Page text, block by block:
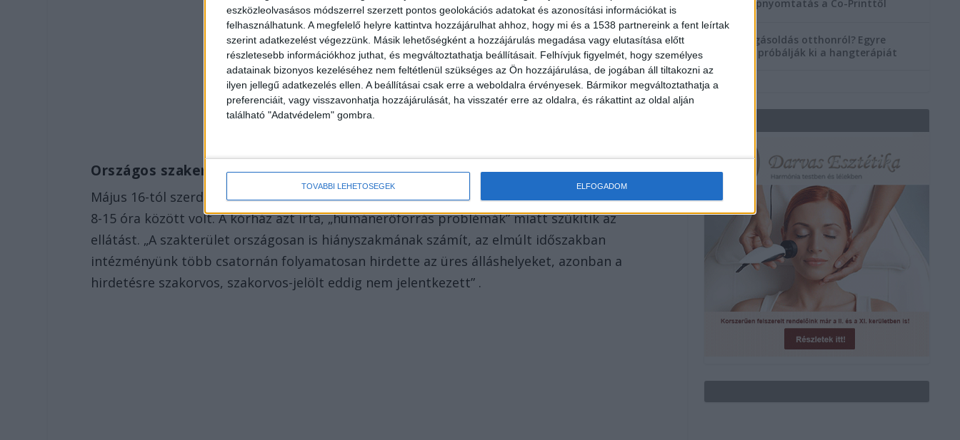
eszközleolvasásos módszerrel szerzett pontos geolokációs adatokat és azonosítási információkat is
felhasználhatunk. A megfelelő helyre kattintva hozzájárulhat ahhoz, hogy mi és a 1538 partnereink a fent leírtak
szerint adatkezelést végezzünk. Másik lehetőségként a hozzájárulás megadása vagy elutasítása előtt
részletesebb információkhoz juthat, és megváltoztathatja beállításait. Felhívjuk figyelmét, hogy személyes
adatainak bizonyos kezeléséhez nem feltétlenül szükséges az Ön hozzájárulása, de jogában áll tiltakozni az
ilyen jellegű adatkezelés ellen. A beállításai csak erre a weboldalra érvényesek. Bármikor megváltoztathatja a
preferenciáit, vagy visszavonhatja hozzájárulását, ha visszatér erre az oldalra, és rákattint az oldal alján
található "Adatvédelem" gombra.
TOVÁBBI LEHETŐSÉGEK ELFOGADOM
Országos szakemberhiány
Május 16-tól szerdán és csütörtökön lesz rendelés, 8-14 óra között. Normál menetben ez
8-15 óra között volt. A kórház azt írta, „humánerőforrás problémák” miatt szűkítik az
ellátást. „A szakterület országosan is hiányszakmának számít, az elmúlt időszakban
intézményünk több csatornán folyamatosan hirdette az üres álláshelyeket, azonban a
hirdetésre szakorvos, szakorvos-jelölt eddig nem jelentkezett” .
szórólapnyomtatás a Co-Printtől
Szorongásoldás otthonról? Egyre
többen próbálják ki a hangterápiát